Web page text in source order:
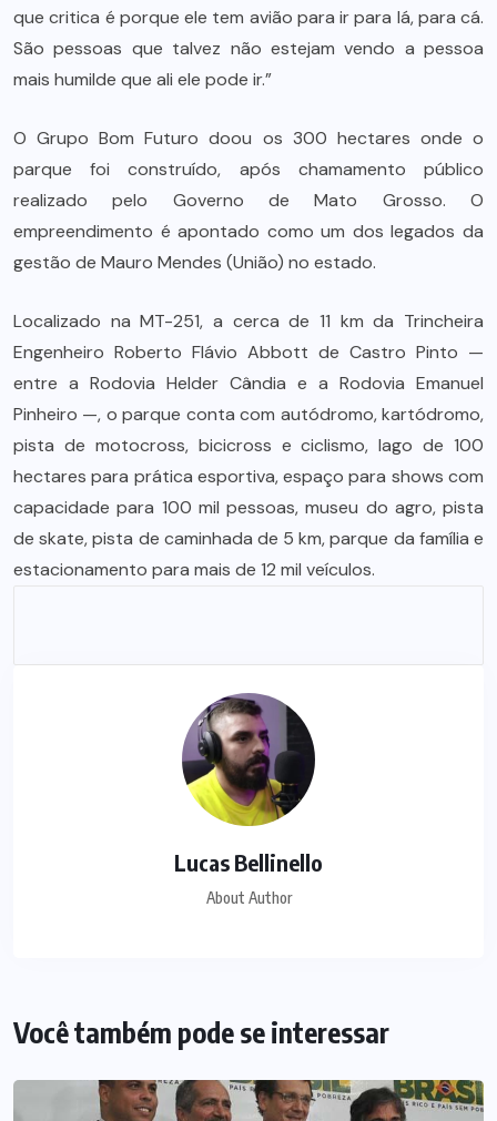
que critica é porque ele tem avião para ir para lá, para cá.
São pessoas que talvez não estejam vendo a pessoa
mais humilde que ali ele pode ir.”
O Grupo Bom Futuro doou os 300 hectares onde o
parque foi construído, após chamamento público
realizado pelo Governo de Mato Grosso. O
empreendimento é apontado como um dos legados da
gestão de Mauro Mendes (União) no estado.
Localizado na MT-251, a cerca de 11 km da Trincheira
Engenheiro Roberto Flávio Abbott de Castro Pinto —
entre a Rodovia Helder Cândia e a Rodovia Emanuel
Pinheiro —, o parque conta com autódromo, kartódromo,
pista de motocross, bicicross e ciclismo, lago de 100
hectares para prática esportiva, espaço para shows com
capacidade para 100 mil pessoas, museu do agro, pista
de skate, pista de caminhada de 5 km, parque da família e
estacionamento para mais de 12 mil veículos.
Lucas Bellinello
About Author
Você também pode se interessar